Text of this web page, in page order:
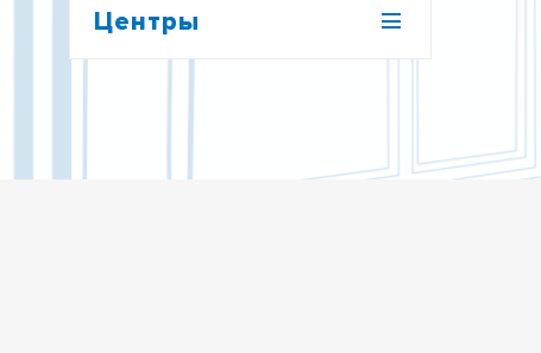
Центры
ТОМСКИЙ МЕЖРЕГИОНАЛЬНЫЙ
ИНСТИТУТ ОБЩЕСТВЕННЫХ НАУК